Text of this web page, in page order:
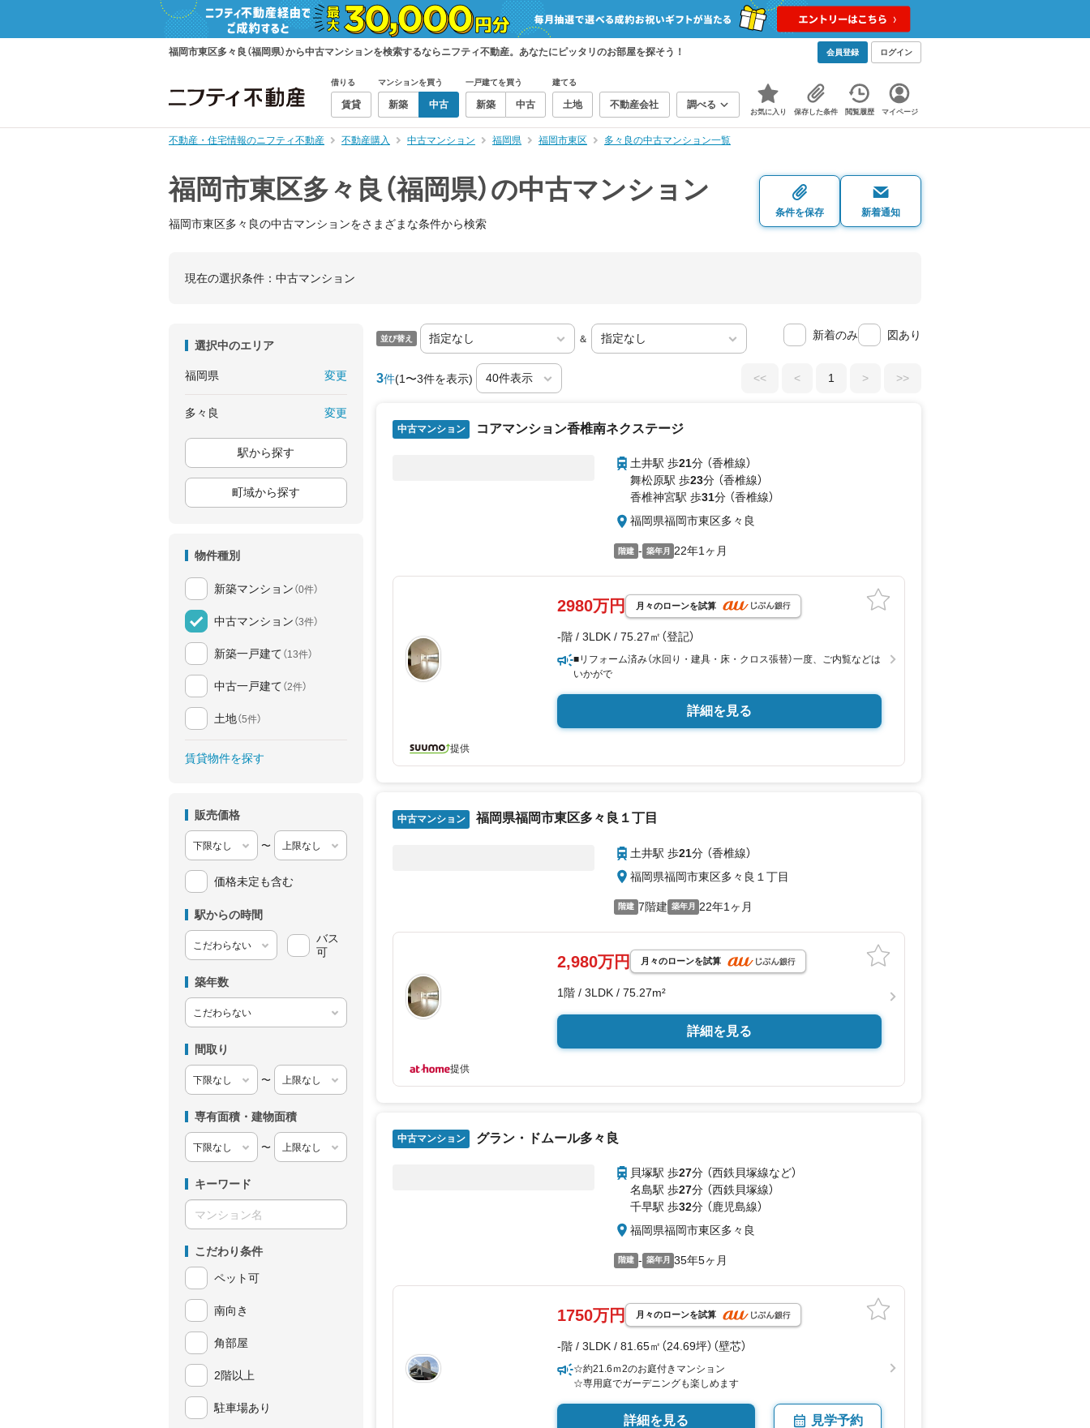
福岡市東区多々良（福岡県）から中古マンションを検索するならニフティ不動産。あなたにピッタリのお部屋を探そう！ 会員登録 ログイン
借りる
賃貸
マンションを買う
新築 中古
一戸建てを買う
新築 中古
建てる
土地 不動産会社 調べる
お気に入り 保存した条件 閲覧履歴 マイページ
不動産・住宅情報のニフティ不動産 不動産購入 中古マンション 福岡県 福岡市東区 多々良の中古マンション一覧
福岡市東区多々良（福岡県）の中古マンション
福岡市東区多々良の中古マンションをさまざまな条件から検索
条件を保存 新着通知
現在の選択条件： 中古マンション
選択中のエリア
福岡県 変更
多々良 変更
駅から探す
町域から探す
物件種別
新築マンション （0件）
中古マンション （3件）
新築一戸建て （13件）
中古一戸建て （2件）
土地（5件）
賃貸物件を探す
販売価格
〜
価格未定も含む
駅からの時間
バス
可
築年数
間取り
〜
専有面積・建物面積
〜
キーワード
こだわり条件
ペット可
南向き
角部屋
2階以上
駐車場あり
並び替え ＆ 新着のみ 図あり
3件(1〜3件を表示) << < 1 > >>
中古マンション コアマンション香椎南ネクステージ
土井駅 歩21分 （香椎線）
舞松原駅 歩23分 （香椎線）
香椎神宮駅 歩31分 （香椎線）
福岡県福岡市東区多々良
階建 - 築年月 22年1ヶ月
2980万円 月々のローンを試算
-階 / 3LDK / 75.27㎡（登記）
■リフォーム済み（水回り・建具・床・クロス張替）一度、ご内覧などは
いかがで
詳細を見る
提供
中古マンション 福岡県福岡市東区多々良１丁目
土井駅 歩21分 （香椎線）
福岡県福岡市東区多々良１丁目
階建 7階建 築年月 22年1ヶ月
2,980万円 月々のローンを試算
1階 / 3LDK / 75.27m²
詳細を見る
提供
中古マンション グラン・ドムール多々良
貝塚駅 歩27分 （西鉄貝塚線など）
名島駅 歩27分 （西鉄貝塚線）
千早駅 歩32分 （鹿児島線）
福岡県福岡市東区多々良
階建 - 築年月 35年5ヶ月
1750万円 月々のローンを試算
-階 / 3LDK / 81.65㎡（24.69坪）（壁芯）
☆約21.6ｍ2のお庭付きマンション
☆専用庭でガーデニングも楽しめます
詳細を見る 見学予約